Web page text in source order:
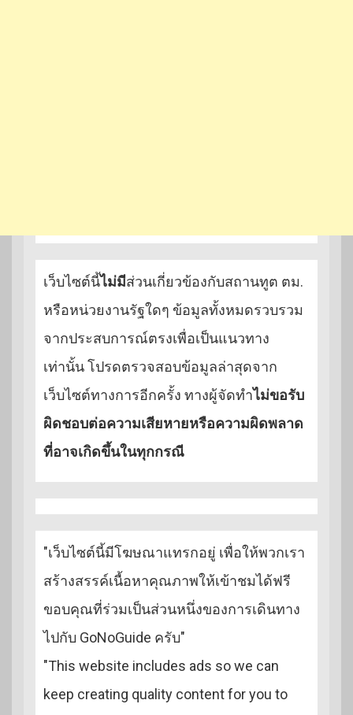
เว็บไซต์นี้ไม่มีส่วนเกี่ยวข้องกับสถานทูต ตม.
หรือหน่วยงานรัฐใดๆ ข้อมูลทั้งหมดรวบรวม
จากประสบการณ์ตรงเพื่อเป็นแนวทาง
เท่านั้น โปรดตรวจสอบข้อมูลล่าสุดจาก
เว็บไซต์ทางการอีกครั้ง ทางผู้จัดทำไม่ขอรับ
ผิดชอบต่อความเสียหายหรือความผิดพลาด
ที่อาจเกิดขึ้นในทุกกรณี
"เว็บไซต์นี้มีโฆษณาแทรกอยู่ เพื่อให้พวกเรา
สร้างสรรค์เนื้อหาคุณภาพให้เข้าชมได้ฟรี
ขอบคุณที่ร่วมเป็นส่วนหนึ่งของการเดินทาง
ไปกับ GoNoGuide ครับ"
"This website includes ads so we can
keep creating quality content for you to